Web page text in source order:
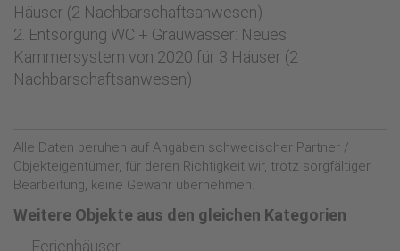
Häuser (2 Nachbarschaftsanwesen)
2. Entsorgung WC + Grauwasser: Neues
Kammersystem von 2020 für 3 Häuser (2
Nachbarschaftsanwesen)
Alle Daten beruhen auf Angaben schwedischer Partner /
Objekteigentümer, für deren Richtigkeit wir, trotz sorgfältiger
Bearbeitung, keine Gewähr übernehmen.
Weitere Objekte aus den gleichen Kategorien
Ferienhäuser